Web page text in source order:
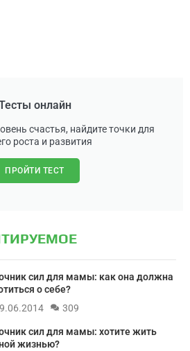
онлайн
счастья, найдите точки для
роста и развития
ПРОЙТИ ТЕСТ
сил для мамы: как она должна
о себе?
309
сил для мамы: хотите жить
жизнью?